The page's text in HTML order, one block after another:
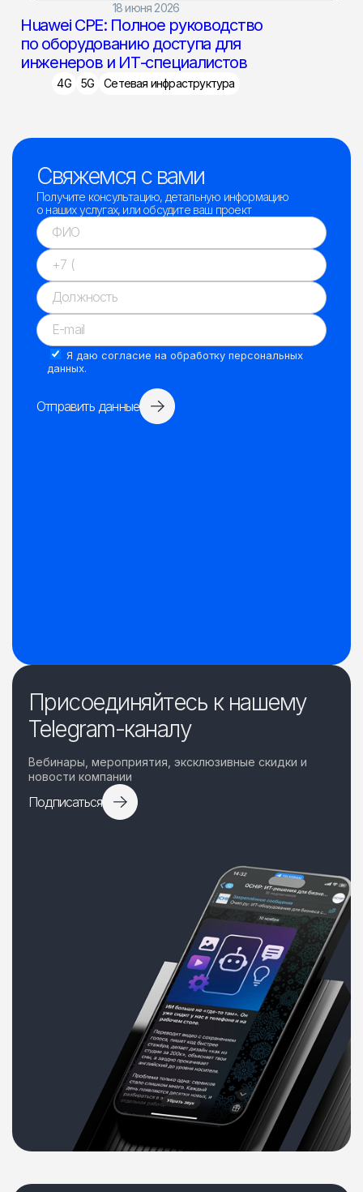
18 июня 2026
Huawei CPE: Полное руководство
по оборудованию доступа для
инженеров и ИТ-специалистов
4G 5G Сетевая инфраструктура
Свяжемся с вами
Получите консультацию, детальную информацию
о наших услугах, или обсудите ваш проект
Я даю согласие на обработку персональных
данных.
Отправить данные
Присоединяйтесь к нашему
Telegram-каналу
Вебинары, мероприятия, эксклюзивные скидки и
новости компании
Подписаться